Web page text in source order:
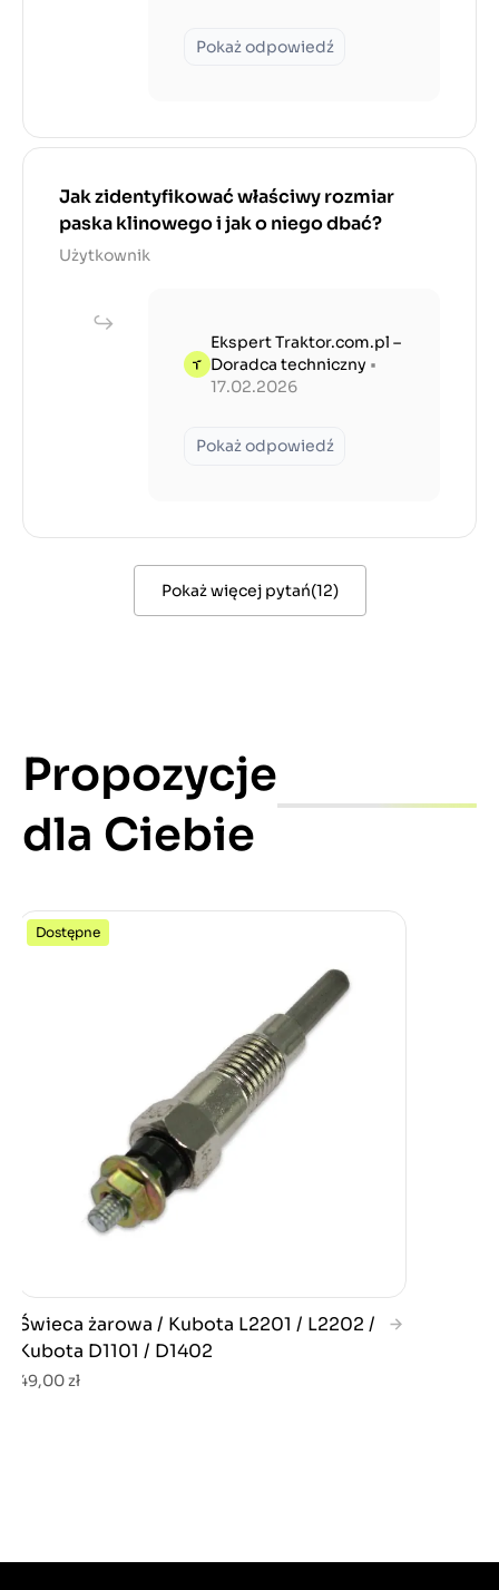
Pokaż odpowiedź
Jak zidentyfikować właściwy rozmiar
paska klinowego i jak o niego dbać?
Użytkownik
Ekspert Traktor.com.pl –
Doradca techniczny •
17.02.2026
Pokaż odpowiedź
Pokaż więcej pytań(12)
Propozycje
dla Ciebie
Dostępne
Świeca żarowa / Kubota L2201 / L2202 /
Kubota D1101 / D1402
49,00 zł